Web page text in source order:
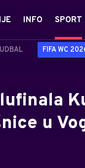
INFO SPORT
FIFA WC
u